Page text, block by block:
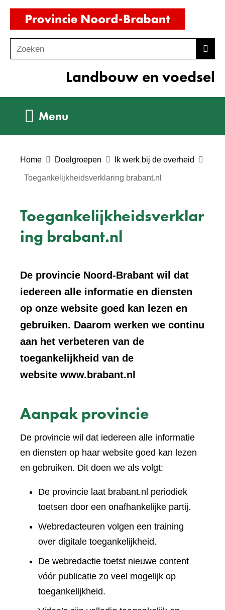
Ga
de
inhoud
o
Zoeken
Landbouw en voedsel
Menu
Home Doelgroepen Ik werk bij de overheid
Toegankelijkheidsverklaring brabant.nl
Toegankelijkheidsverklar
ing brabant.nl
De provincie Noord-Brabant wil dat
iedereen alle informatie en diensten
op onze website goed kan lezen en
gebruiken. Daarom werken we continu
aan het verbeteren van de
toegankelijkheid van de
website www.brabant.nl
Aanpak provincie
De provincie wil dat iedereen alle informatie
en diensten op haar website goed kan lezen
en gebruiken. Dit doen we als volgt:
De provincie laat brabant.nl periodiek
toetsen door een onafhankelijke partij.
Webredacteuren volgen een training
over digitale toegankelijkheid.
De webredactie toetst nieuwe content
vóór publicatie zo veel mogelijk op
toegankelijkheid.